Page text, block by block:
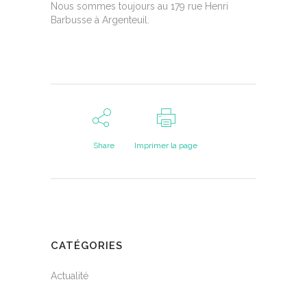
Nous sommes toujours au 179 rue Henri
Barbusse à Argenteuil.
Share Imprimer la page
CATÉGORIES
Actualité